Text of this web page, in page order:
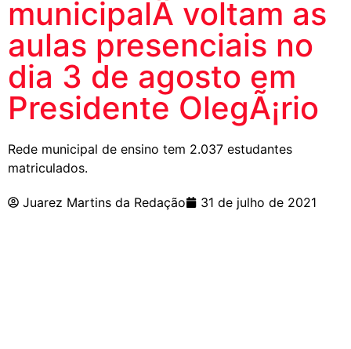
municipalÂ voltam as
aulas presenciais no
dia 3 de agosto em
Presidente OlegÃ¡rio
Rede municipal de ensino tem 2.037 estudantes
matriculados.
Juarez Martins da Redação 31 de julho de 2021